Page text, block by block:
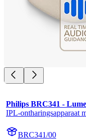
Philips BRC341 -
IPL-ontharingsapparaat
BRC341/00